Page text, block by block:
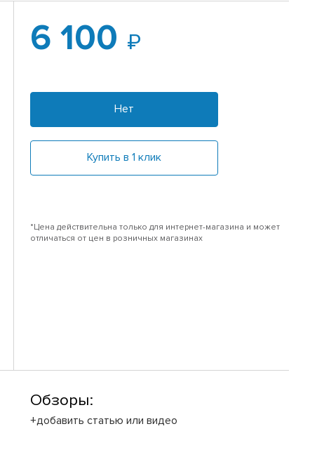
6 100
Нет
Купить в 1 клик
*Цена действительна только для интернет-магазина и может
отличаться от цен в розничных магазинах
Обзоры:
+добавить статью или видео